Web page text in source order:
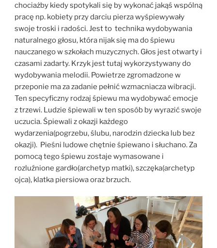
chociażby kiedy spotykali się by wykonać jakąś wspólną
pracę np. kobiety przy darciu pierza wyśpiewywały
swoje troski i radości. Jest to technika wydobywania
naturalnego głosu, która nijak się ma do śpiewu
nauczanego w szkołach muzycznych. Głos jest otwarty i
czasami zadarty. Krzyk jest tutaj wykorzystywany do
wydobywania melodii. Powietrze zgromadzone w
przeponie ma za zadanie pełnić wzmacniacza wibracji.
Ten specyficzny rodzaj śpiewu ma wydobywać emocje
z trzewi. Ludzie śpiewali w ten sposób by wyrazić swoje
uczucia. Śpiewali z okazji każdego
wydarzenia(pogrzebu, ślubu, narodzin dziecka lub bez
okazji). Pieśni ludowe chętnie śpiewano i słuchano. Za
pomocą tego śpiewu zostaje wymasowane i
rozluźnione gardło(archetyp matki), szczęka(archetyp
ojca), klatka piersiowa oraz brzuch.